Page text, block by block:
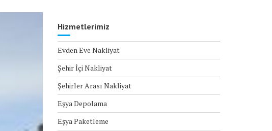
Hizmetlerimiz
Evden Eve Nakliyat
Şehir İçi Nakliyat
Şehirler Arası Nakliyat
Eşya Depolama
Eşya Paketleme